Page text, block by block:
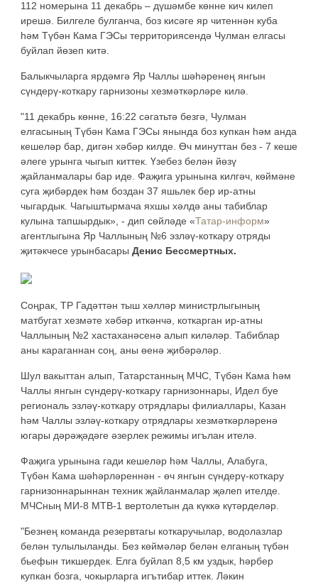
112 номерына 11 декабрь – дүшәмбе көнне кич килеп
ирешә. Билгеле булганча, боз кисәге яр читеннән куба
һәм Түбән Кама ГЭСы территориясендә Чулман елгасы
буйлап йөзеп китә.
Балыкчыларга ярдәмгә Яр Чаллы шәһәренең янгын
сүндерү-коткару гарнизоны хезмәткәрләре килә.
"11 декабрь көнне, 16:22 сәгатьтә безгә, Чулман
елгасының Түбән Кама ГЭСы янында боз купкан һәм анда
кешеләр бар, дигән хәбәр килде. Өч минуттан без - 7 кеше
әлеге урынга чыгып киттек. Үзебез белән йөзү
җайланмалары бар иде. Фаҗига урынына килгәч, көймәне
суга җибәрдек һәм боздан 37 яшьлек бер ир-атны
чыгардык. Чагыштырмача яхшы хәлдә аны табиблар
кулына тапшырдык», - дип сөйләде «Татар-информ»
агентлыгына Яр Чаллының №6 эзләү-коткару отряды
җитәкчесе урынбасары Денис Бессмертных.
Соңрак, ТР Гадәттән тыш хәлләр министрлыгының
матбугат хезмәте хәбәр иткәнчә, коткарган ир-атны
Чаллының №2 хастаханәсенә алып киләләр. Табиблар
аны караганнан соң, аны өенә җибәрәләр.
Шул вакыттан алып, Татарстанның МЧС, Түбән Кама һәм
Чаллы янгын сүндерү-коткару гарнизоннары, Идел буе
региональ эзләү-коткару отрядлары филиаллары, Казан
һәм Чаллы эзләү-коткару отрядлары хезмәткәрләренә
югары дәрәҗәдәге әзерлек режимы игълан ителә.
Фаҗига урынына гади кешеләр һәм Чаллы, Алабуга,
Түбән Кама шәһәрләреннән - өч янгын сүндерү-коткару
гарнизоннарыннан техник җайланмалар җәлеп ителде.
МЧСның МИ-8 МТВ-1 вертолетын да күккә күтәрделәр.
"Безнең команда резервтагы коткаручылар, водолазлар
белән тулылыланды. Без көймәләр белән елганың түбән
бьефын тикшердек. Елга буйлап 8,5 км уздык, һәрбер
купкан бозга, чокырларга игътибар иттек. Ләкин